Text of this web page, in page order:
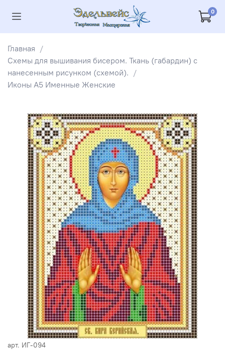
0
Главная
Схемы для вышивания бисером. Ткань (габардин) с
нанесенным рисунком (схемой).
Иконы А5 Именные Женские
арт. ИГ-094